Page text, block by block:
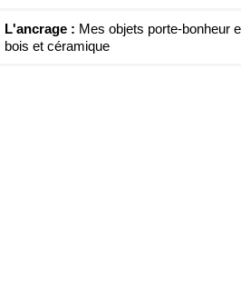
L'ancrage : Mes objets porte-bonheur
bois et céramique